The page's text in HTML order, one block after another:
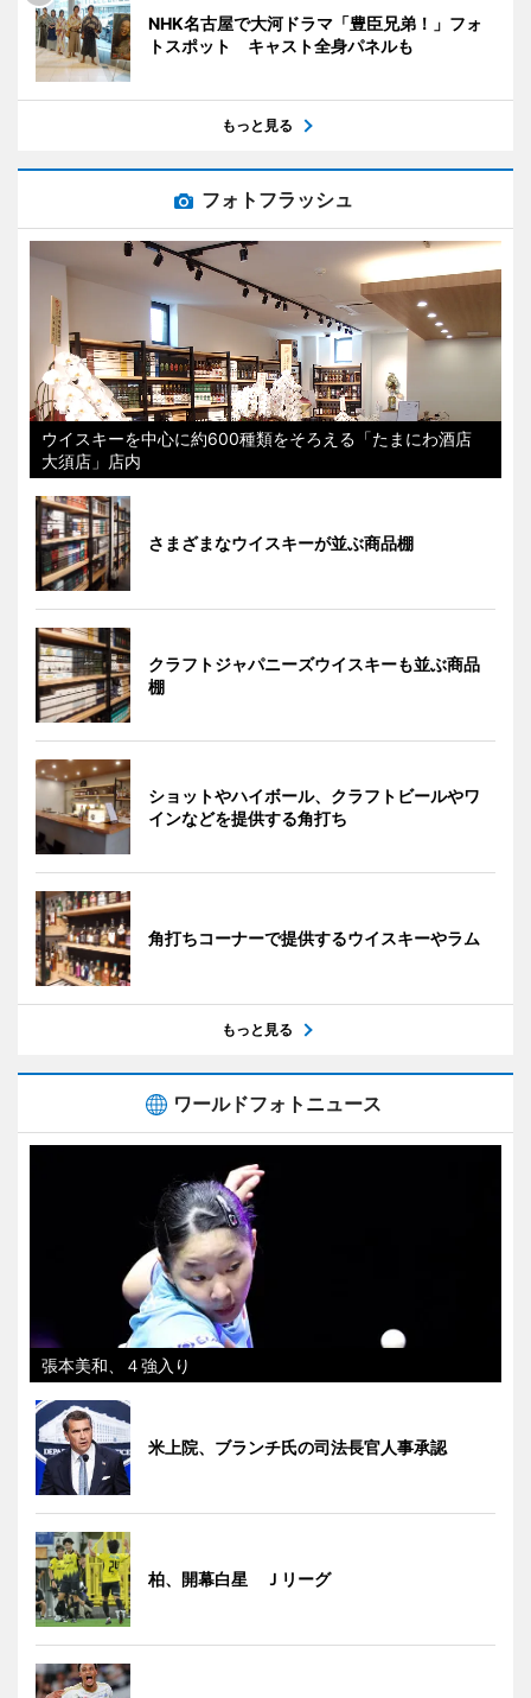
NHK名古屋で大河ドラマ「豊臣兄弟！」フォ
トスポット キャスト全身パネルも
もっと見る
フォトフラッシュ
ウイスキーを中心に約600種類をそろえる「たまにわ酒店
大須店」店内
さまざまなウイスキーが並ぶ商品棚
クラフトジャパニーズウイスキーも並ぶ商品
棚
ショットやハイボール、クラフトビールやワ
インなどを提供する角打ち
角打ちコーナーで提供するウイスキーやラム
もっと見る
ワールドフォトニュース
張本美和、４強入り
米上院、ブランチ氏の司法長官人事承認
柏、開幕白星 Ｊリーグ